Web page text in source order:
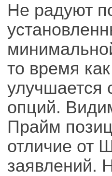
Не радуют
то время
улучшается
опций.
Прайм
отличие от
заявлений.